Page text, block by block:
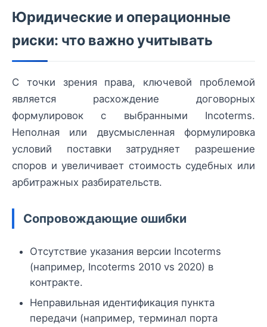
Юридические и операционные
риски: что важно учитывать
С точки зрения права, ключевой проблемой
является расхождение договорных
формулировок с выбранными Incoterms.
Неполная или двусмысленная формулировка
условий поставки затрудняет разрешение
споров и увеличивает стоимость судебных или
арбитражных разбирательств.
Сопровождающие ошибки
Отсутствие указания версии Incoterms
(например, Incoterms 2010 vs 2020) в
контракте.
Неправильная идентификация пункта
передачи (например, терминал порта